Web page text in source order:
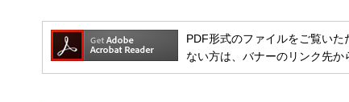
PDF形式のファイルをご覧い
ない方は、バナーのリンク先か